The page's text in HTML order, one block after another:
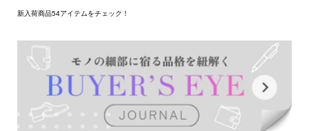
新入荷商品54アイテムをチェック！